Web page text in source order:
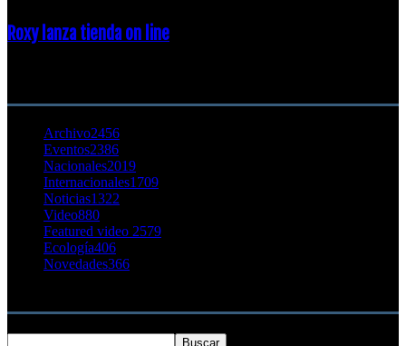
Roxy lanza tienda on line
Archivo2456
Eventos2386
Nacionales2019
Internacionales1709
Noticias1322
Video880
Featured video 2579
Ecología406
Novedades366